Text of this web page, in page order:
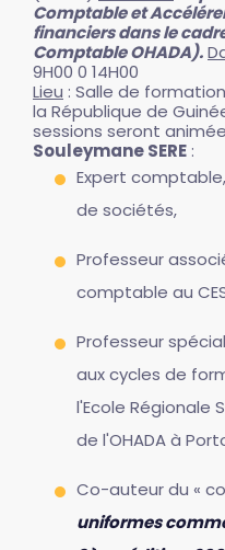
Comptable et
financiers dans le
Comptable OHADA).
9H00 0 14H00
Lieu : Salle de
la République de
sessions seront
Souleymane SERE :
Expert
de sociétés,
Professeur
comptable au
Professeur
aux cycles de
l'Ecole Régionale
de l'OHADA à
Co-auteur du «
uniformes